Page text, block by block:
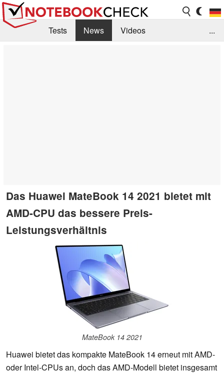
Tests News
Videos
...
Das Huawei MateBook 14 2021 bietet mit
AMD-CPU das bessere Preis-
Leistungsverhältnis
MateBook 14 2021
Huawei bietet das kompakte MateBook 14 erneut mit AMD-
oder Intel-CPUs an, doch das AMD-Modell bietet insgesamt